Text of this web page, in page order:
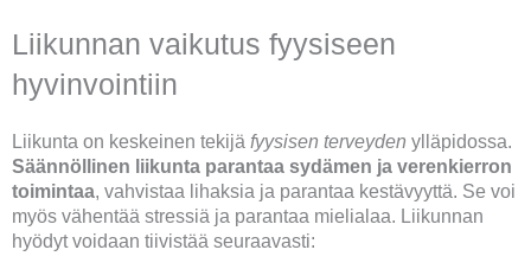
Liikunnan vaikutus fyysiseen
hyvinvointiin
Liikunta on keskeinen tekijä fyysisen terveyden ylläpidossa.
Säännöllinen liikunta parantaa sydämen ja verenkierron
toimintaa, vahvistaa lihaksia ja parantaa kestävyyttä. Se voi
myös vähentää stressiä ja parantaa mielialaa. Liikunnan
hyödyt voidaan tiivistää seuraavasti: